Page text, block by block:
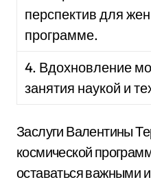
перспектив для
программе.
4. Вдохновление
занятия наукой и
Заслуги Валентины
космической
оставаться важными